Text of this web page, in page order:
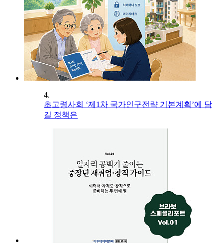
4.
초고령사회 ‘제1차 국가인구전략 기본계획’에 담
길 정책은